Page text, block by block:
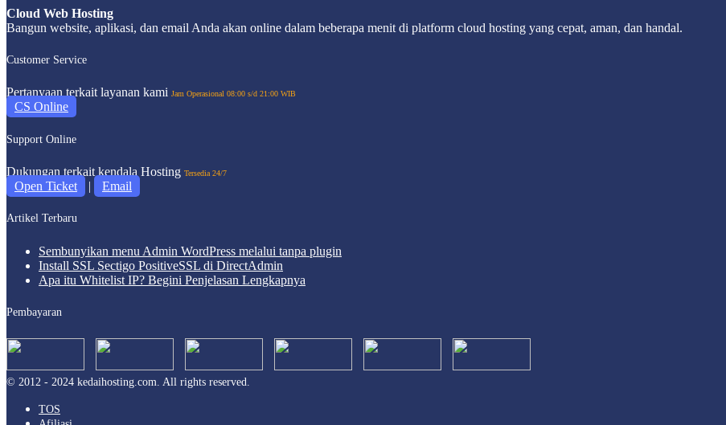
Cloud Web Hosting
Bangun website, aplikasi, dan email Anda akan online dalam beberapa menit di platform cloud hosting yang cepat, aman, dan handal.
Customer Service
Pertanyaan terkait layanan kami Jam Operasional 08:00 s/d 21:00 WIB
CS Online
Support Online
Dukungan terkait kendala Hosting Tersedia 24/7
Open Ticket | Email
Artikel Terbaru
Sembunyikan menu Admin WordPress melalui tanpa plugin
Install SSL Sectigo PositiveSSL di DirectAdmin
Apa itu Whitelist IP? Begini Penjelasan Lengkapnya
Pembayaran
© 2012 - 2024 kedaihosting.com. All rights reserved.
TOS